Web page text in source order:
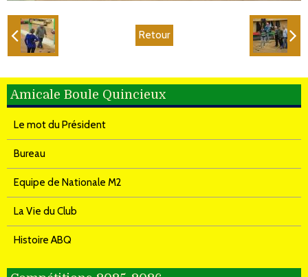
Retour
Amicale Boule Quincieux
Le mot du Président
Bureau
Equipe de Nationale M2
La Vie du Club
Histoire ABQ